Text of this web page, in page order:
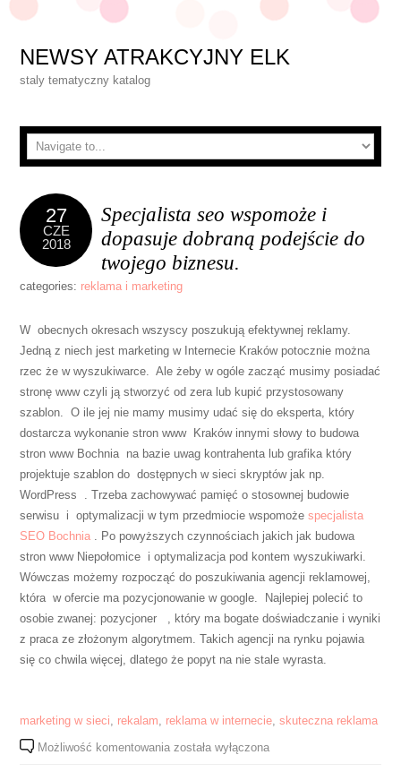
NEWSY ATRAKCYJNY ELK
staly tematyczny katalog
27
CZE
2018
Specjalista seo wspomoże i
dopasuje dobraną podejście do
twojego biznesu.
categories: reklama i marketing
W obecnych okresach wszyscy poszukują efektywnej reklamy.
Jedną z niech jest marketing w Internecie Kraków potocznie można
rzec że w wyszukiwarce. Ale żeby w ogóle zacząć musimy posiadać
stronę www czyli ją stworzyć od zera lub kupić przystosowany
szablon. O ile jej nie mamy musimy udać się do eksperta, który
dostarcza wykonanie stron www Kraków innymi słowy to budowa
stron www Bochnia na bazie uwag kontrahenta lub grafika który
projektuje szablon do dostępnych w sieci skryptów jak np.
WordPress . Trzeba zachowywać pamięć o stosownej budowie
serwisu i optymalizacji w tym przedmiocie wspomożespecjalista
SEO Bochnia . Po powyższych czynnościach jakich jak budowa
stron www Niepołomice i optymalizacja pod kontem wyszukiwarki.
Wówczas możemy rozpocząć do poszukiwania agencji reklamowej,
która w ofercie ma pozycjonowanie w google. Najlepiej polecić to
osobie zwanej: pozycjoner , który ma bogate doświadczanie i wyniki
z praca ze złożonym algorytmem. Takich agencji na rynku pojawia
się co chwila więcej, dlatego że popyt na nie stale wyrasta.
marketing w sieci, rekalam, reklama w internecie,skuteczna reklama
Możliwość komentowaniaSpecjalista
została wyłączona